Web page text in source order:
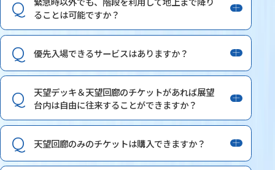
ることは可能ですか？
優先入場できるサービスはありますか？
天望デッキ＆天望回廊のチケットがあれば展望
台内は自由に往来することができますか？
天望回廊のみのチケットは購入できますか？